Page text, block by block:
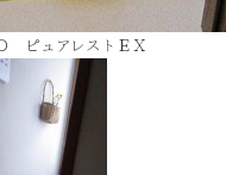
ピュアレストＥＸ